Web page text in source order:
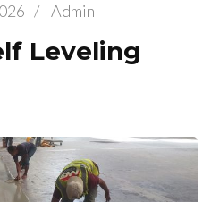
/ Admin
Leveling